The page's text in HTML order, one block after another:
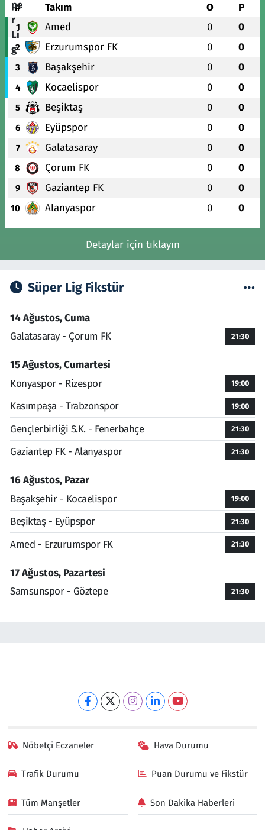
# Takım O P
1 Amed 0 0
2 Erzurumspor FK 0 0
3 Başakşehir 0 0
4 Kocaelispor 0 0
5 Beşiktaş 0 0
6 Eyüpspor 0 0
7 Galatasaray 0 0
8 Çorum FK 0 0
9 Gaziantep FK 0 0
10 Alanyaspor 0 0
Detaylar için tıklayın
Süper Lig Fikstür
14 Ağustos, Cuma
Galatasaray - Çorum FK
21:30
15 Ağustos, Cumartesi
Konyaspor - Rizespor
19:00
Kasımpaşa - Trabzonspor 19:00
Gençlerbirliği S.K. - Fenerbahçe 21:30
Gaziantep FK - Alanyaspor 21:30
16 Ağustos, Pazar
Başakşehir - Kocaelispor
19:00
Beşiktaş - Eyüpspor 21:30
Amed - Erzurumspor FK 21:30
17 Ağustos, Pazartesi
Samsunspor - Göztepe
21:30
Nöbetçi Eczaneler Hava Durumu
Trafik Durumu Puan Durumu ve Fikstür
Tüm Manşetler Son Dakika Haberleri